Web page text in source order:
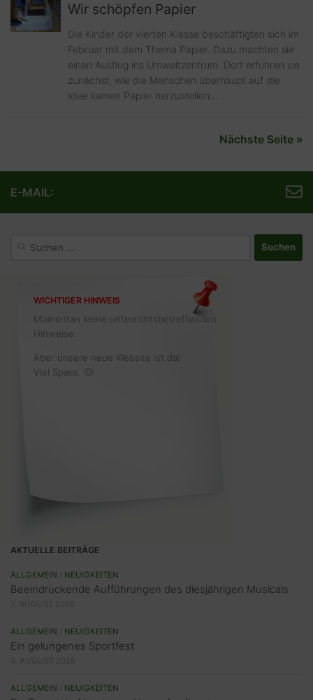
Wir schöpfen Papier
Die Kinder der vierten Klasse beschäftigten sich im
Februar mit dem Thema Papier. Dazu machten sie
einen Ausflug ins Umweltzentrum. Dort erfuhren sie
zunächst, wie die Menschen überhaupt auf die
Idee kamen Papier herzustellen...
Nächste Seite »
E-MAIL:
WICHTIGER HINWEIS
Momentan keine unterrichtsbetreffenden
Hinweise.
Aber unsere neue Website ist da!
Viel Spass. 🙂
AKTUELLE BEITRÄGE
ALLGEMEIN NEUIGKEITEN
Beeindruckende Aufführungen des diesjährigen Musicals
ALLGEMEIN NEUIGKEITEN
Ein gelungenes Sportfest
ALLGEMEIN NEUIGKEITEN